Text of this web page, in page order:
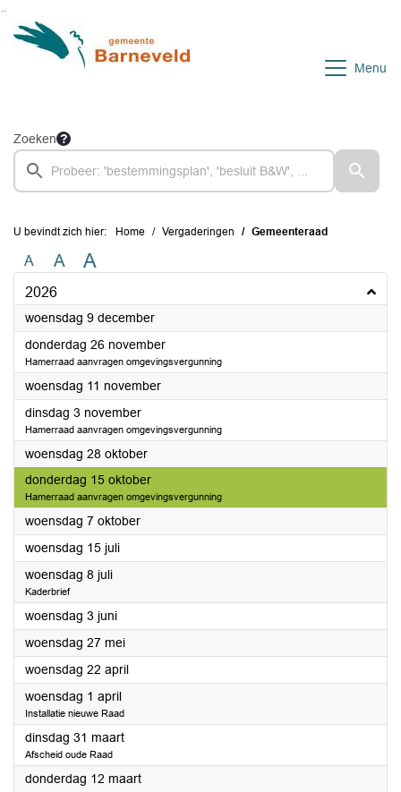
Ga naar de inhoud van deze pagina
Ga naar het zoeken
Ga naar het menu
Menu
Zoeken
U bevindt zich hier: Home Vergaderingen Gemeenteraad
A A A
2026
woensdag 9 december2026
donderdag 26 november2026
Hamerraad aanvragen omgevingsvergunning
woensdag 11 november2026
dinsdag 3 november2026
Hamerraad aanvragen omgevingsvergunning
woensdag 28 oktober2026
donderdag 15 oktober2026
Hamerraad aanvragen omgevingsvergunning
woensdag 7 oktober2026
woensdag 15 juli2026
woensdag 8 juli2026
Kaderbrief
woensdag 3 juni2026
woensdag 27 mei2026
woensdag 22 april2026
woensdag 1 april2026
Installatie nieuwe Raad
dinsdag 31 maart2026
Afscheid oude Raad
donderdag 12 maart2026